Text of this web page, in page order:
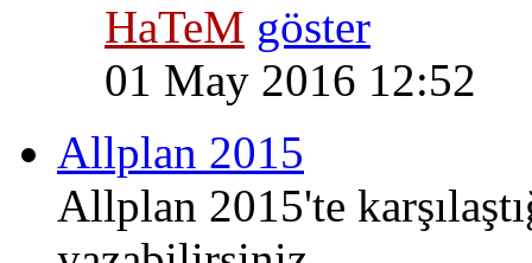
HaTeM
01 May 2016 12:52
Allplan 2015
Allplan 2015'te